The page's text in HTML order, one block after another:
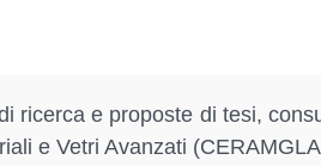
ricerca e proposte di tesi,
e Vetri Avanzati